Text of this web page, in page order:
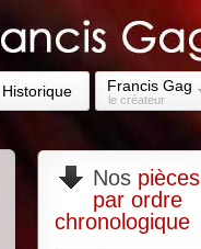
Historique Francis Gag
le créateur
Nospièces
par ordre
chronologique